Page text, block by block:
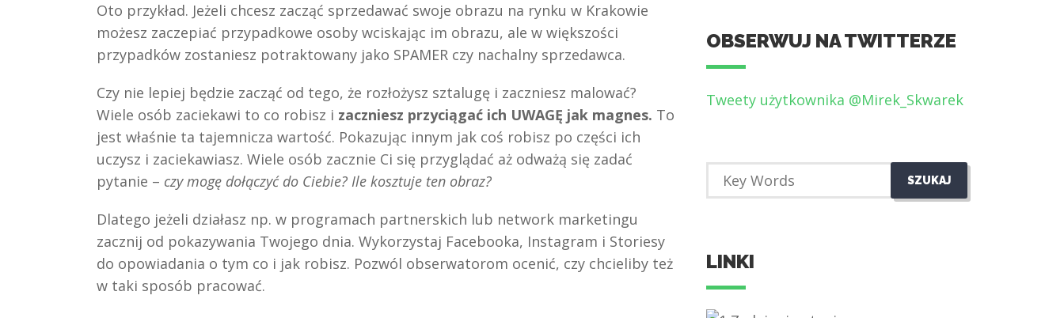
Oto przykład. Jeżeli chcesz zacząć sprzedawać swoje obrazu na rynku w Krakowie
możesz zaczepiać przypadkowe osoby wciskając im obrazu, ale w większości
przypadków zostaniesz potraktowany jako SPAMER czy nachalny sprzedawca.
Czy nie lepiej będzie zacząć od tego, że rozłożysz sztalugę i zaczniesz malować?
Wiele osób zaciekawi to co robisz i zaczniesz przyciągać ich UWAGĘ jak magnes. To
jest właśnie ta tajemnicza wartość. Pokazując innym jak coś robisz po części ich
uczysz i zaciekawiasz. Wiele osób zacznie Ci się przyglądać aż odważą się zadać
pytanie – czy mogę dołączyć do Ciebie? Ile kosztuje ten obraz?
Dlatego jeżeli działasz np. w programach partnerskich lub network marketingu
zacznij od pokazywania Twojego dnia. Wykorzystaj Facebooka, Instagram i Storiesy
do opowiadania o tym co i jak robisz. Pozwól obserwatorom ocenić, czy chcieliby też
w taki sposób pracować.
OBSERWUJ NA TWITTERZE
Tweety użytkownika @Mirek_Skwarek
LINKI